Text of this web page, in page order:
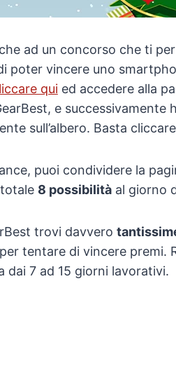
ad un concorso che ti
poter vincere uno
quied accedere alla
e successivamente
sull’albero. Basta
puoi condividere la
8 possibilitàal giorno
trovi davvero
tentare di vincere premi.
dai 7 ad 15 giorni lavorativi.